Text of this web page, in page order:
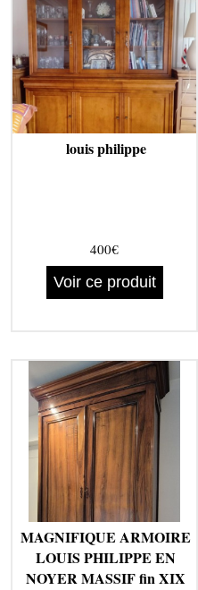
louis philippe
400€
Voir ce produit
MAGNIFIQUE ARMOIRE
LOUIS PHILIPPE EN
NOYER MASSIF fin XIX